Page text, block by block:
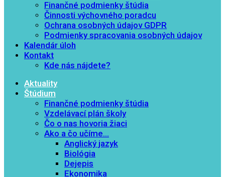
Finančné podmienky štúdia
Činnosti výchovného poradcu
Ochrana osobných údajov GDPR
Podmienky spracovania osobných údajov
Kalendár úloh
Kontakt
Kde nás nájdete?
Aktuality
Štúdium
Finančné podmienky štúdia
Vzdelávací plán školy
Čo o nas hovoria žiaci
Ako a čo učíme…
Anglický jazyk
Biológia
Dejepis
Ekonomika